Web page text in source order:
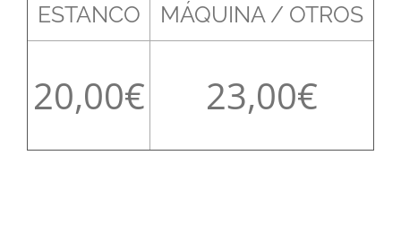
ESTANCO MÁQUINA / OTROS
20,00 23,00